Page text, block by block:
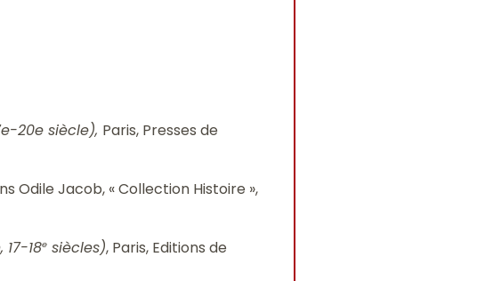
20e siècle), Paris, Presses de
Odile Jacob, « Collection Histoire »,
18e siècles), Paris, Editions de